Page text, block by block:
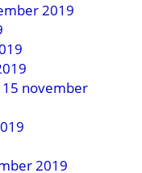
2019
november
2019